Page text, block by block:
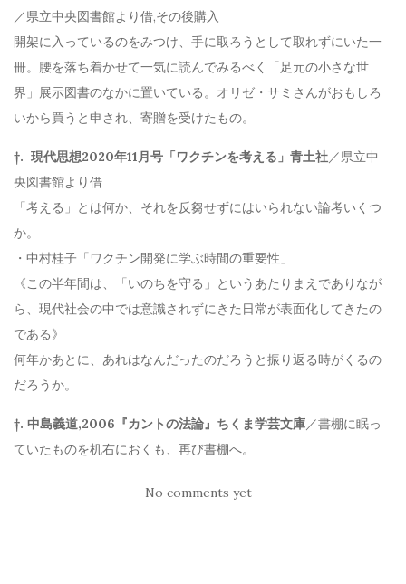
／県立中央図書館より借,その後購入
開架に入っているのをみつけ、手に取ろうとして取れずにいた一
冊。腰を落ち着かせて一気に読んでみるべく「足元の小さな世
界」展示図書のなかに置いている。オリゼ・サミさんがおもしろ
いから買うと申され、寄贈を受けたもの。
†. 現代思想2020年11月号「ワクチンを考える」青土社／県立中
央図書館より借
「考える」とは何か、それを反芻せずにはいられない論考いくつ
か。
・中村桂子「ワクチン開発に学ぶ時間の重要性」
《この半年間は、「いのちを守る」というあたりまえでありなが
ら、現代社会の中では意識されずにきた日常が表面化してきたの
である》
何年かあとに、あれはなんだったのだろうと振り返る時がくるの
だろうか。
†. 中島義道,2006『カントの法論』ちくま学芸文庫／書棚に眠っ
ていたものを机右におくも、再び書棚へ。
No comments yet